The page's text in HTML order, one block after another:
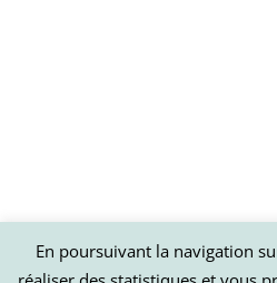
En poursuivant la navigation